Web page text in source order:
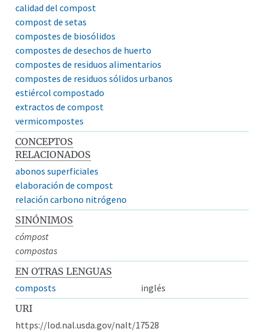
calidad del compost
compost de setas
compostes de biosólidos
compostes de desechos de huerto
compostes de residuos alimentarios
compostes de residuos sólidos urbanos
estiércol compostado
extractos de compost
vermicompostes
CONCEPTOS
RELACIONADOS
abonos superficiales
elaboración de compost
relación carbono nitrógeno
SINÓNIMOS
cómpost
compostas
EN OTRAS LENGUAS
composts
inglés
URI
https://lod.nal.usda.gov/nalt/17528